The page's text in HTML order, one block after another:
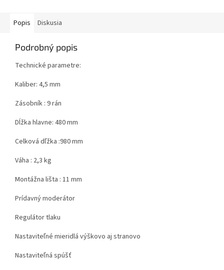
Popis Diskusia
Podrobný popis
Technické parametre:
Kaliber: 4,5 mm
Zásobník : 9 rán
Dĺžka hlavne: 480 mm
Celková dľžka :980 mm
Váha : 2,3 kg
Montážna lišta : 11 mm
Prídavný moderátor
Regulátor tlaku
Nastaviteľné mieridlá výškovo aj stranovo
Nastaviteľná spúšť